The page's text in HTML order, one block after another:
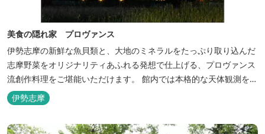
美食の隠れ家 プロヴァンス
伊勢志摩の新鮮な魚貝類と、大地のミネラルをたっぷり取り込んだ
志摩野菜をオリジナリティあふれる発想で仕上げる、プロヴァンス
流創作料理をご堪能いただけます。 館内では本格的な天体観測を日
数限定で開催。伊勢志摩の美しい星空を星空コンシェルジュがご案
内いたします。
伊勢志摩